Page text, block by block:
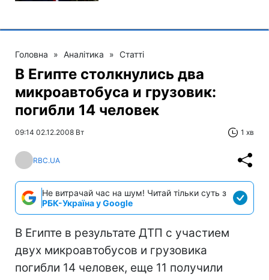
Головна » Аналітика » Статті
В Египте столкнулись два
микроавтобуса и грузовик:
погибли 14 человек
09:14 02.12.2008 Вт 1 хв
RBC.UA
Не витрачай час на шум! Читай тільки суть з
РБК-Україна у Google
В Египте в результате ДТП с участием
двух микроавтобусов и грузовика
погибли 14 человек, еще 11 получили